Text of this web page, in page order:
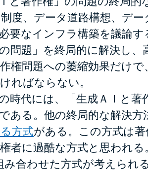
度、データ道路構想、デ
要なインフラ構築を議論
問題」を終局的に解決し
権問題への萎縮効果だけ
ればならない。
時代には、「生成ＡＩと著
ある。他の終局的な解決方
方式がある。この方式は
者に過酷な方式と思われ
み合わせた方式が考えられ